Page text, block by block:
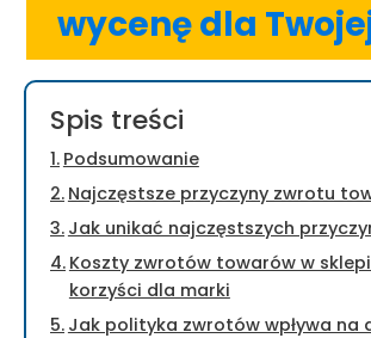
wycenę dla
Spis treści
Podsumowanie
Najczęstsze przyczyny zwrotu
Jak unikać najczęstszych
Koszty zwrotów towarów w
korzyści dla marki
Jak polityka zwrotów wpływa na